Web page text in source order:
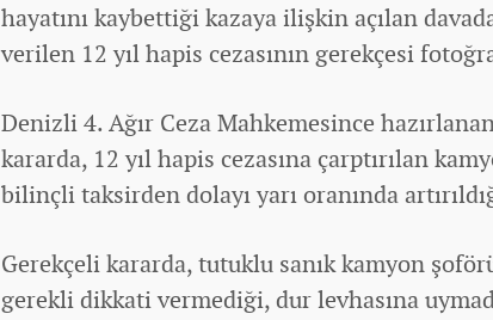
hayatını kaybettiği kazaya ilişkin açılan
verilen 12 yıl hapis cezasının gerekçesi
Denizli 4. Ağır Ceza Mahkemesince
kararda, 12 yıl hapis cezasına çarptırılan
bilinçli taksirden dolayı yarı oranında
Gerekçeli kararda, tutuklu sanık kamyon
gerekli dikkati vermediği, dur levhasına